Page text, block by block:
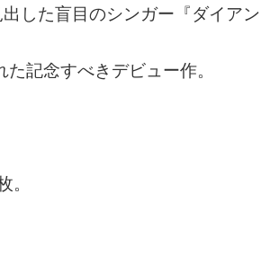
した盲目のシンガー『ダイアン
記念すべきデビュー作。